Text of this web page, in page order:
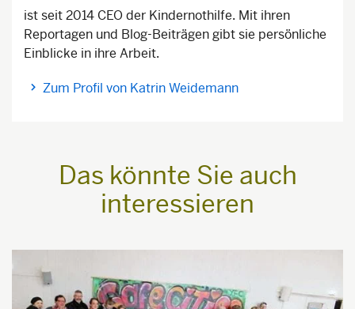
ist seit 2014 CEO der Kindernothilfe. Mit ihren
Reportagen und Blog-Beiträgen gibt sie persönliche
Einblicke in ihre Arbeit.
Zum Profil von Katrin Weidemann
Das könnte Sie auch
interessieren